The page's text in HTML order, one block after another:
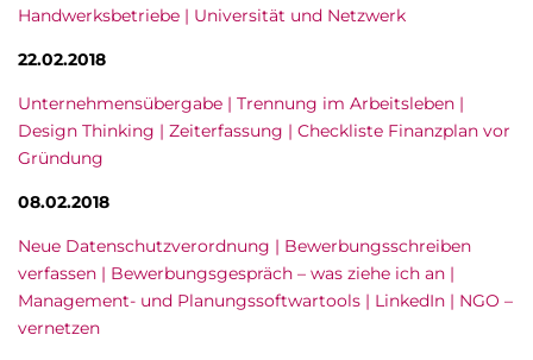
Handwerksbetriebe | Universität und Netzwerk
22.02.2018
Unternehmensübergabe | Trennung im Arbeitsleben |
Design Thinking | Zeiterfassung | Checkliste Finanzplan vor
Gründung
08.02.2018
Neue Datenschutzverordnung | Bewerbungsschreiben
verfassen | Bewerbungsgespräch – was ziehe ich an |
Management- und Planungssoftwartools | LinkedIn | NGO –
vernetzen